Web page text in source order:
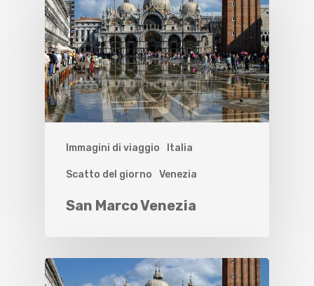
Immagini di viaggio Italia
Scatto del giorno Venezia
San Marco Venezia